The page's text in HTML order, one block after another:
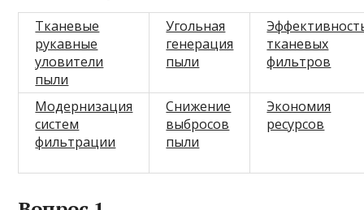
Тканевые
рукавные
уловители
пыли
Угольная
генерация
пыли
тканевых
фильтров
Модернизация
систем
фильтрации
Снижение
выбросов
пыли
Экономия
ресурсов